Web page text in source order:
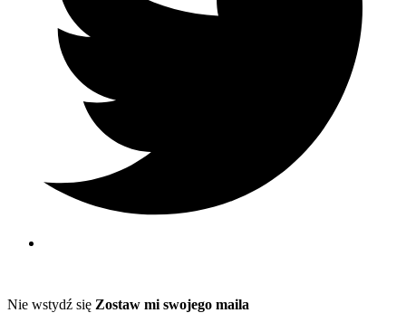
Nie wstydź się Zostaw mi swojego maila